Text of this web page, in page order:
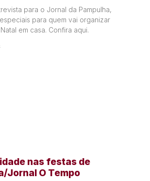
para o Jornal da Pampulha,
para quem vai organizar
em casa. Confira aqui.
nas festas de
Jornal O Tempo